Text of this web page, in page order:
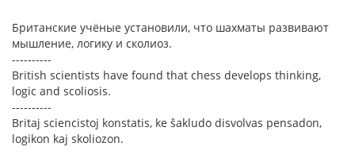
Британские учёные установили, что шахматы развивают
мышление, логику и сколиоз.
----------
British scientists have found that chess develops thinking,
logic and scoliosis.
----------
Britaj sciencistoj konstatis, ke ŝakludo disvolvas pensadon,
logikon kaj skoliozon.